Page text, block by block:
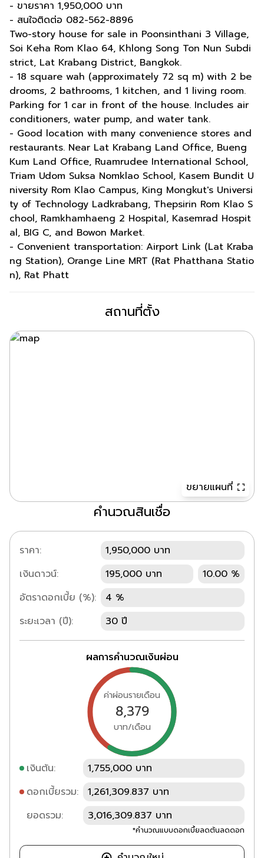
- ขายราคา 1,950,000 บาท
- สนใจติดต่อ 082-562-8896
Two-story house for sale in Poonsinthani 3 Village,
Soi Keha Rom Klao 64, Khlong Song Ton Nun Subdi
strict, Lat Krabang District, Bangkok.
- 18 square wah (approximately 72 sq m) with 2 be
drooms, 2 bathrooms, 1 kitchen, and 1 living room.
Parking for 1 car in front of the house. Includes air
conditioners, water pump, and water tank.
- Good location with many convenience stores and
restaurants. Near Lat Krabang Land Office, Bueng
Kum Land Office, Ruamrudee International School,
Triam Udom Suksa Nomklao School, Kasem Bundit U
niversity Rom Klao Campus, King Mongkut's Universi
ty of Technology Ladkrabang, Thepsirin Rom Klao S
chool, Ramkhamhaeng 2 Hospital, Kasemrad Hospit
al, BIG C, and Bowon Market.
- Convenient transportation: Airport Link (Lat Kraba
ng Station), Orange Line MRT (Rat Phatthana Statio
n), Rat Phatt
สถานที่ตั้ง
ขยายแผนที่
คำนวณสินเชื่อ
ราคา:
1,950,000 บาท
เงินดาวน์:
195,000 บาท
10.00 %
อัตราดอกเบี้ย (%):
4 %
ระยะเวลา (ปี):
30 ปี
ผลการคำนวณเงินผ่อน
ค่าผ่อนรายเดือน
8,379
บาท/เดือน
เงินต้น:
1,755,000 บาท
ดอกเบี้ยรวม:
1,261,309.837 บาท
ยอดรวม:
3,016,309.837 บาท
*คำนวณแบบดอกเบี้ยลดต้นลดดอก